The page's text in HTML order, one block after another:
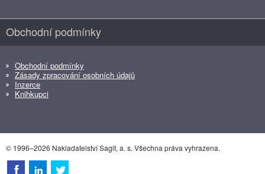
Obchodní podmínky
Obchodní podmínky
Zásady zpracování osobních údajů
Inzerce
Knihkupci
© 1996–2026 Nakladatelství Sagit, a. s. Všechna práva vyhrazena.